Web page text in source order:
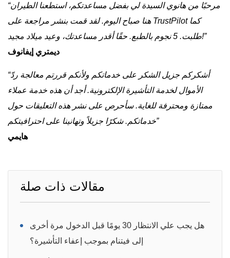
“مرحبًا من هانوي السيدة لي بفضل مساعدتكم، استطعنا الطيران
هنا صباح اليوم. لقد قمت بنشر مراجعة على TrustPilot كما
طلبت. 5 نجوم بالطبع. حقًا أقدر مساعدتك، وعيد ميلاد مجيد!”
ديمتري إيفانوف
“أشكركم جزيل الشكر على خدماتكم ولأنكم قررتم معالجة ردّ
الأموال لخدمة التأشيرة الإلكترونية. أجد أن هذه خدمة عملاء
ممتازة ومحترفة للغاية. سأحرص على نشر هذه التعليقات حول
خدماتكم. شكرًا جزيلاً وتهانينا على احترافيتكم”
هايمي
مقالات ذات صلة
هل يجب علي الانتظار 30 يومًا قبل الدخول مرة أخرى
إلى فيتنام بموجب إعفاء التأشيرة؟